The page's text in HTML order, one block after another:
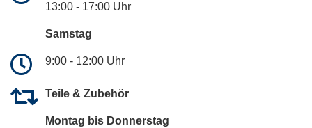
13:00 - 17:00 Uhr
Samstag
9:00 - 12:00 Uhr
Teile & Zubehör
Montag bis Donnerstag